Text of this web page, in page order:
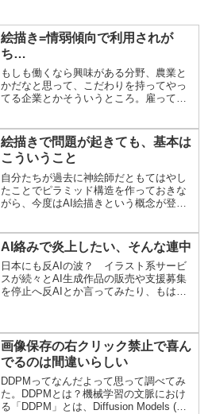
絵描き=情弱傾向で利用されが
ち…
もしも働くなら興味がある分野、農業と
かだなと思って、こだわりを持ってやっ
てる企業とかそういうところ。雇ってく
いだけ。と思って検索してたら、こんな
のが出てきて、また絵描き...
絵描きで問題が起きても、基本は
こういうこと
自分たちが過去に神絵師だともてはやし
たことでピラミッド構造を作っておきな
がら、今度はAI絵描きという概念が登場
あれ『正義の側に立った』と思ったとき
に人は可逆のブレーキが...
AI絡みで炎上したい、そんな連中
日本にも反AIの波？ イラスト系サービ
スが続々とAI生成作品の販売や支援募集
を停止へ反AIとか言ってみたり、もはや
ぐに政治に加担させよ...
画像保存の右クリック禁止で喜ん
でるのは間違いらしい
DDPMってなんだよって思って調べてみ
た。DDPMとは？機械学習の文脈におけ
る「DDPM」とは、Diffusion Models (拡